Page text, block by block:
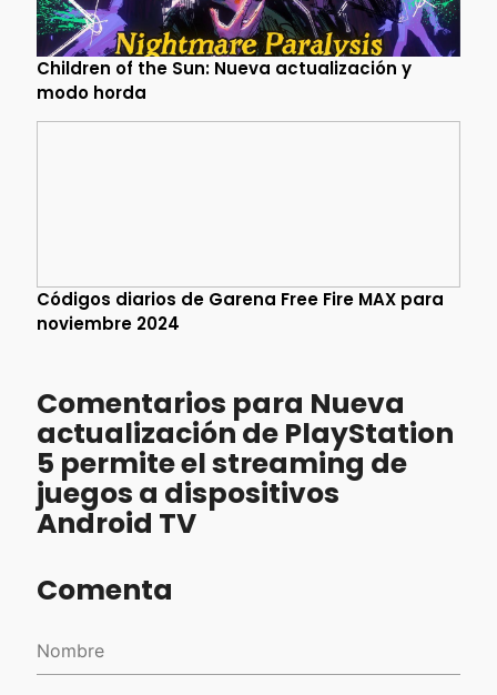
Children of the Sun: Nueva actualización y
modo horda
Códigos diarios de Garena Free Fire MAX para
noviembre 2024
Comentarios para Nueva
actualización de PlayStation
5 permite el streaming de
juegos a dispositivos
Android TV
Comenta